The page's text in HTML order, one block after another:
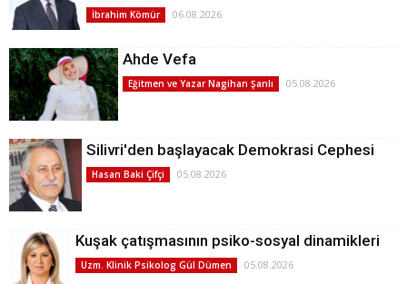
İbrahim Kömür 06.08.2026
Ahde Vefa
Eğitmen ve Yazar Nagihan Şanlı 05.08.2026
Silivri'den başlayacak Demokrasi Cephesi
Hasan Baki Çifçi 05.08.2026
Kuşak çatışmasının psiko-sosyal dinamikleri
Uzm. Klinik Psikolog Gül Dümen 05.08.2026